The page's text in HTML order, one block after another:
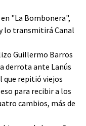
"La Bombonera",
lo transmitirá Canal
Guillermo Barros
derrota ante Lanús
que repitió viejos
para recibir a los
cambios, más de